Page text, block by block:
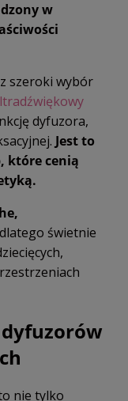
w
szeroki wybór
dyfuzora,
Jest to
które cenią
świetnie
nie tylko